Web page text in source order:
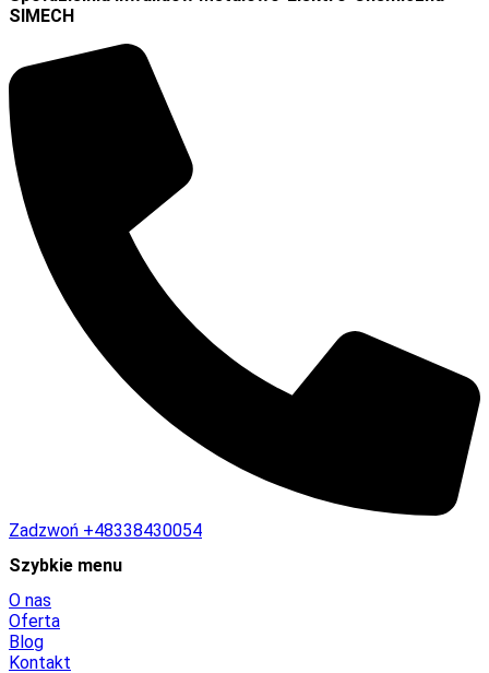
SIMECH
Zadzwoń +48338430054
Szybkie menu
O nas
Oferta
Blog
Kontakt